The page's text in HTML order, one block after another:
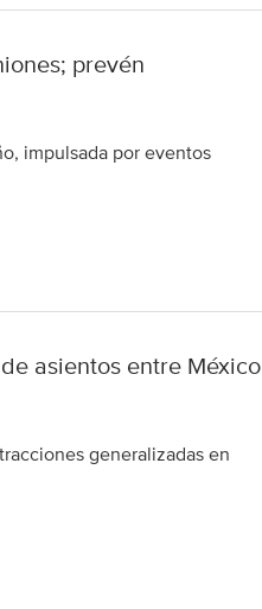
prevén
impulsada por eventos
asientos entre México
generalizadas en